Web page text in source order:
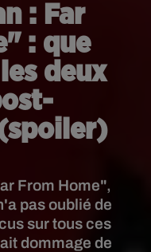
: Far
: que
deux
From Home",
pas oublié de
sur tous ces
dommage de